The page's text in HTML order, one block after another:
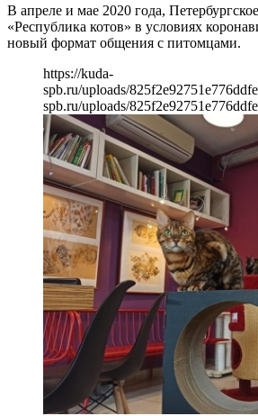
В апреле и мае 2020 года,
«Республика котов» в условиях
новый формат общения с питомцами.
https://kuda-
spb.ru/uploads/
spb.ru/uploads/